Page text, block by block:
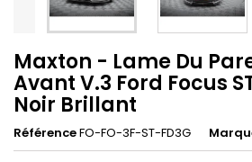
Maxton - Lame Du
Avant V.3 Ford Focus
Noir Brillant
RéférenceFO-FO-3F-ST-FD3G